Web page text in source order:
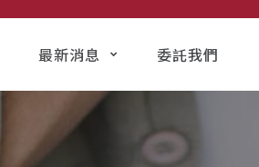
最新消息 委託我們